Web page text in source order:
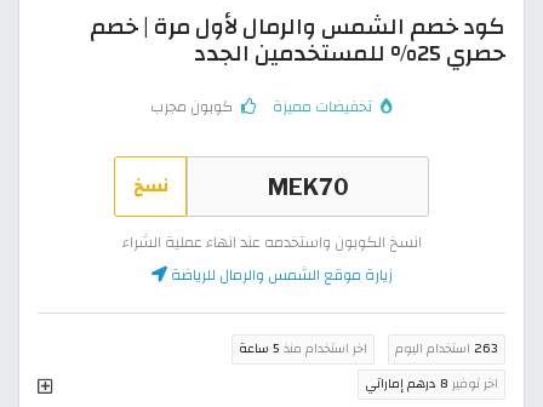
كود خصم الشمس والرمال لأول مرة | خصم
حصري 25% للمستخدمين الجدد
تخفيضات مميزة كوبون مجرب
نسخ
انسخ الكوبون واستخدمه عند انهاء عملية الشراء
زيارة موقع الشمس والرمال للرياضة
263 استخدام اليوم اخر استخدام منذ 5 ساعة
اخر توفير 8 درهم إماراتي